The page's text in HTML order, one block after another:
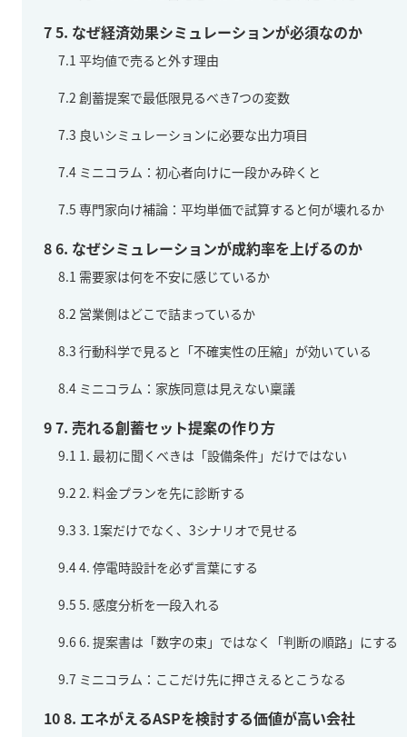
75. なぜ経済効果シミュレーションが必須なのか
7.1 平均値で売ると外す理由
7.2 創蓄提案で最低限見るべき7つの変数
7.3 良いシミュレーションに必要な出力項目
7.4 ミニコラム：初心者向けに一段かみ砕くと
7.5 専門家向け補論：平均単価で試算すると何が壊れるか
86. なぜシミュレーションが成約率を上げるのか
8.1 需要家は何を不安に感じているか
8.2 営業側はどこで詰まっているか
8.3 行動科学で見ると「不確実性の圧縮」が効いている
8.4 ミニコラム：家族同意は見えない稟議
97. 売れる創蓄セット提案の作り方
9.1 1. 最初に聞くべきは「設備条件」だけではない
9.2 2. 料金プランを先に診断する
9.3 3. 1案だけでなく、3シナリオで見せる
9.44. 停電時設計を必ず言葉にする
9.5 5. 感度分析を一段入れる
9.66. 提案書は「数字の束」ではなく「判断の順路」にする
9.7 ミニコラム：ここだけ先に押さえるとこうなる
108. エネがえるASPを検討する価値が高い会社